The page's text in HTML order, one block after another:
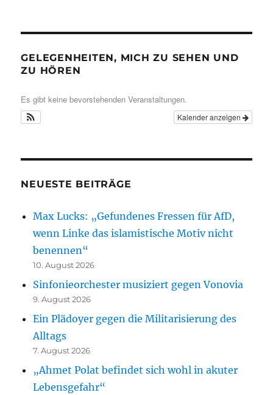
GELEGENHEITEN, MICH ZU SEHEN UND
ZU HÖREN
Es gibt keine bevorstehenden Veranstaltungen.
Kalender anzeigen
NEUESTE BEITRÄGE
Max Lucks: „Gefundenes Fressen für AfD,
wenn Linke das islamistische Motiv nicht
benennen“
10. August 2026
Sinfonieorchester musiziert gegen Vonovia
9. August 2026
Ein Plädoyer gegen die Militarisierung des
Alltags
7. August 2026
„Ahmet Polat befindet sich wohl in akuter
Lebensgefahr“